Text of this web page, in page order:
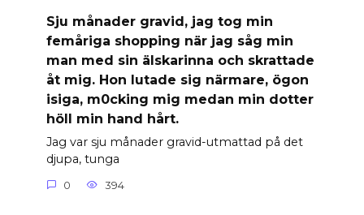
Sju månader gravid, jag tog min
femåriga shopping när jag såg min
man med sin älskarinna och skrattade
åt mig. Hon lutade sig närmare, ögon
isiga, m0cking mig medan min dotter
höll min hand hårt.
Jag var sju månader gravid-utmattad på det
djupa, tunga
0 394